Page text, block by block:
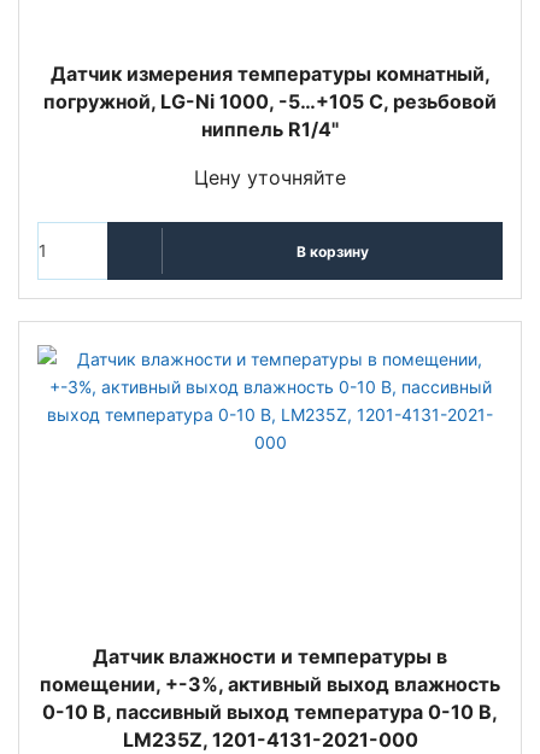
Датчик измерения температуры комнатный,
погружной, LG-Ni 1000, -5…+105 С, резьбовой
ниппель R1/4"
Цену уточняйте
В корзину
Датчик влажности и температуры в
помещении, +-3%, активный выход влажность
0-10 В, пассивный выход температура 0-10 В,
LM235Z, 1201-4131-2021-000